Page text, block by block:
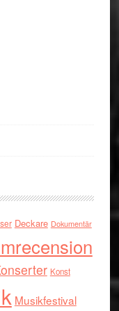
Deckare Dokumentär
Konst
Musikfestival